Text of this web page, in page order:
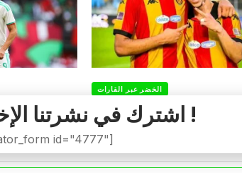
بونجاح
الشمال
الخضر عبر القارات
تعادل سلبي في كلاسيكو
الترجي والصفاقسي… توغاي
يهدر ركلة جزاء وبوعالية يتألق
Avril 30, 2026
اشترك في نشرتنا الإخبارية !
id="4777"]